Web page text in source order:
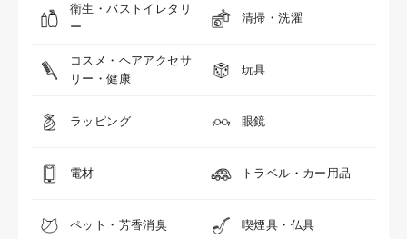
衛生・バストイレタリ
ー
清掃・洗濯
コスメ・ヘアアクセサ
リー・健康
玩具
ラッピング 眼鏡
電材 トラベル・カー用品
ペット・芳香消臭 喫煙具・仏具